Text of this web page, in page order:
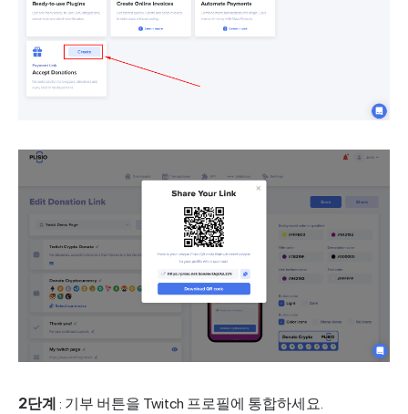
2단계 : 기부 버튼을 Twitch 프로필에 통합하세요.